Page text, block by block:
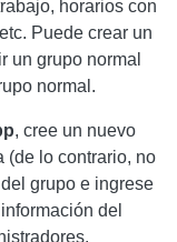
horarios con
Puede crear un
un grupo normal
normal.
, cree un nuevo
(de lo contrario, no
grupo e ingrese
del